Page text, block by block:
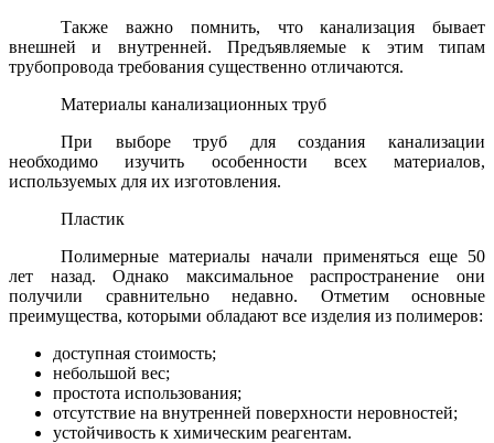
Также важно помнить, что канализация бывает
внешней и внутренней. Предъявляемые к этим типам
трубопровода требования существенно отличаются.
Материалы канализационных труб
При выборе труб для создания канализации
необходимо изучить особенности всех материалов,
используемых для их изготовления.
Пластик
Полимерные материалы начали применяться еще 50
лет назад. Однако максимальное распространение они
получили сравнительно недавно. Отметим основные
преимущества, которыми обладают все изделия из полимеров:
доступная стоимость;
небольшой вес;
простота использования;
отсутствие на внутренней поверхности неровностей;
устойчивость к химическим реагентам.